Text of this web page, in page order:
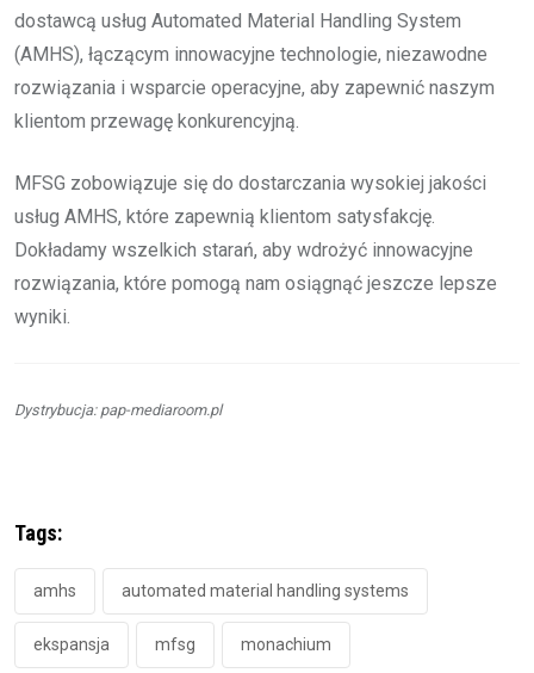
dostawcą usług Automated Material Handling System
(AMHS), łączącym innowacyjne technologie, niezawodne
rozwiązania i wsparcie operacyjne, aby zapewnić naszym
klientom przewagę konkurencyjną.
MFSG zobowiązuje się do dostarczania wysokiej jakości
usług AMHS, które zapewnią klientom satysfakcję.
Dokładamy wszelkich starań, aby wdrożyć innowacyjne
rozwiązania, które pomogą nam osiągnąć jeszcze lepsze
wyniki.
Dystrybucja: pap-mediaroom.pl
Tags:
amhs automated material handling systems
ekspansja mfsg monachium